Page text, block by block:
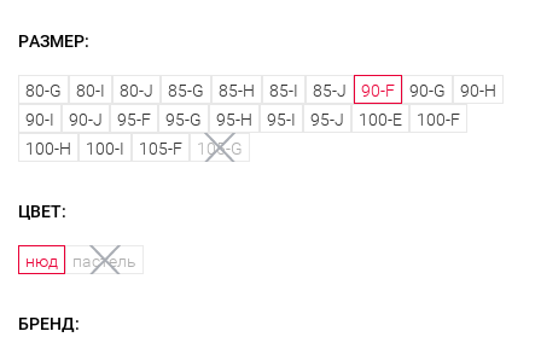
РАЗМЕР:
80-G 80-I 80-J 85-G 85-H 85-I 85-J 90-F 90-G
90-H
90-I
90-J 95-F 95-G 95-H 95-I 95-J 100-E
100-F
100-H
100-I 105-F 105-G
ЦВЕТ:
нюд пастель
БРЕНД: